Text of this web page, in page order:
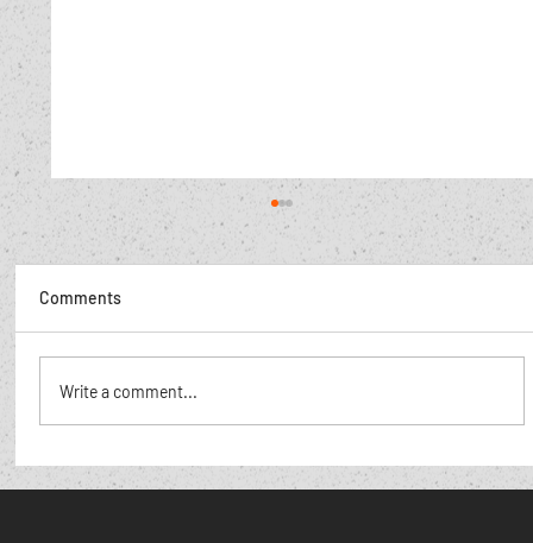
De Poolse hoer,
Comments
Write a comment...